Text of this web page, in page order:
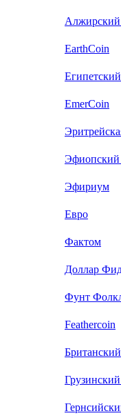
EarthCoin
EmerCoin
Эфириум
Евро
Фактом
Доллар
Фунт
Feathercoin